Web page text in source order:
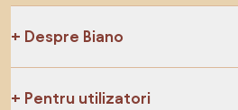
Despre Biano
Pentru utilizatori